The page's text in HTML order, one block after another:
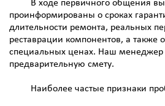
В ходе первичного общения
проинформированы о сроках
длительности ремонта, реальных
реставрации компонентов, а также
специальных ценах. Наш менеджер
предварительную смету.
Наиболее частые признаки